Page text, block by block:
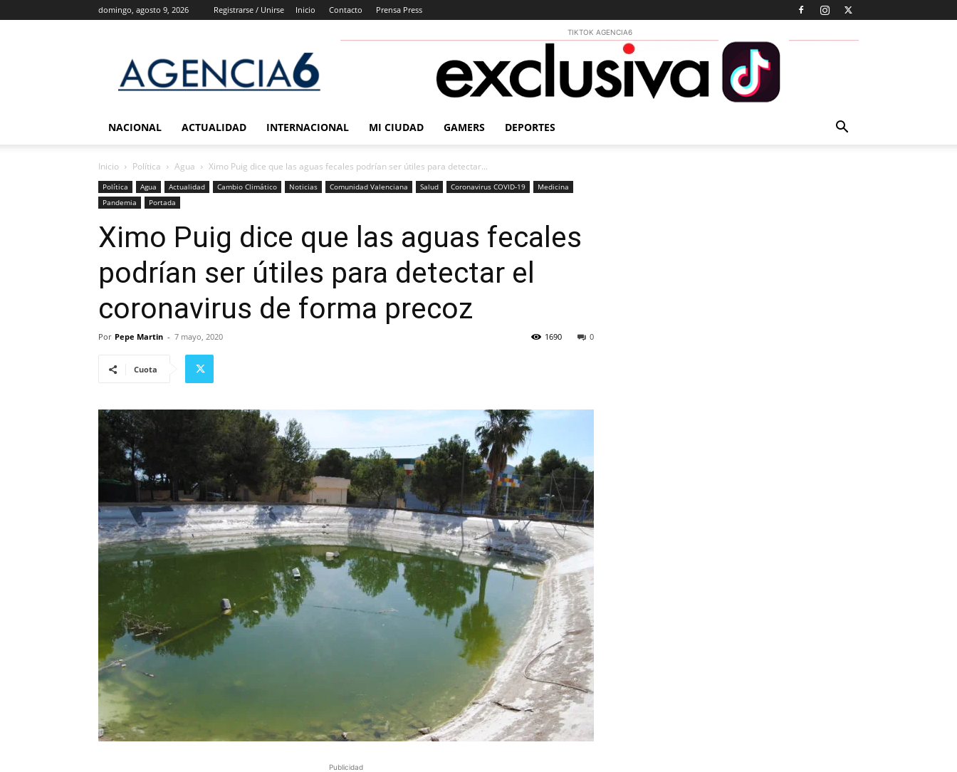
domingo, agosto 9, 2026 Registrarse / Unirse Inicio Contacto Prensa Press
6
Noticias
TIKTOK AGENCIA6
NACIONAL ACTUALIDAD INTERNACIONAL MI CIUDAD GAMERS DEPORTES
Inicio Política Agua Ximo Puig dice que las aguas fecales podrían ser útiles para detectar...
Política Agua Actualidad Cambio Climático Noticias Comunidad Valenciana Salud Coronavirus COVID-19
Medicina
Pandemia
Portada
Ximo Puig dice que las aguas fecales
podrían ser útiles para detectar el
coronavirus de forma precoz
Por Pepe Martin - 7 mayo, 2020 0
1690
Cuota
Publicidad